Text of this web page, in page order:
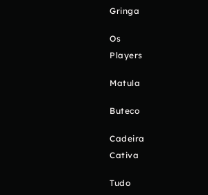
Gringa
Os
Players
Matula
Buteco
Cadeira
Cativa
Tudo